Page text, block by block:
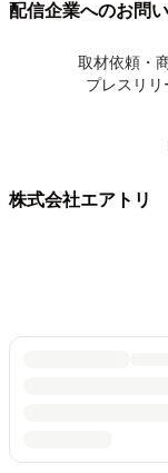
配信企業へのお問
取材依頼・
プレスリリ
株式会社エアトリ